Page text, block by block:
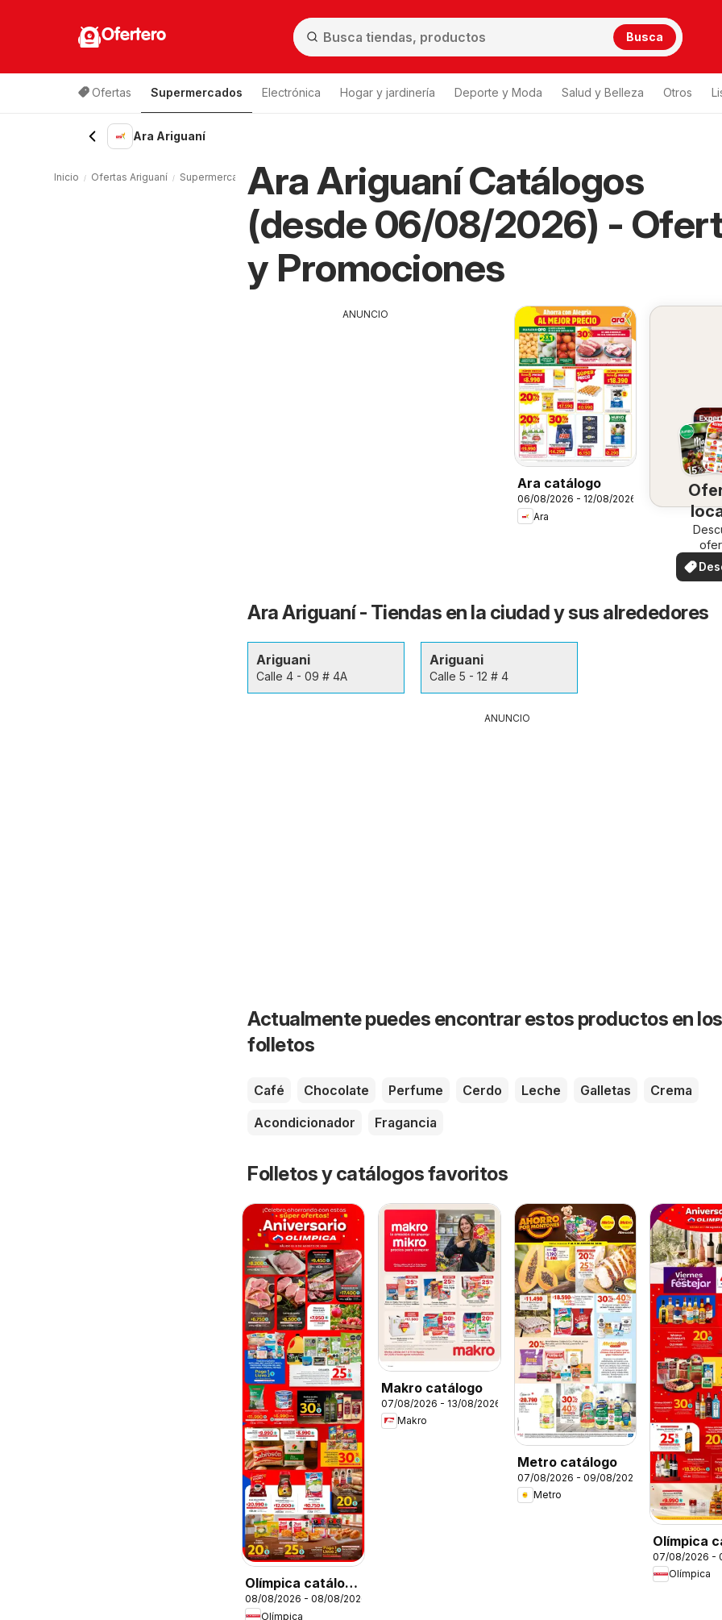
Ofertero Busca
Ofertas Supermercados Electrónica Hogar y jardinería Deporte y Moda Salud y Belleza Otros
Ara Ariguaní
Ara Ariguaní Catálogos
(desde 06/08/2026) -
y Promociones
ANUNCIO
Ara catálogo
06/08/2026 - 12/08/2026
Ara
Ara Ariguaní - Tiendas en la ciudad y sus alrededores
Ariguani
Calle 4 - 09 # 4A
Ariguani
Calle 5 - 12 # 4
ANUNCIO
Actualmente puedes encontrar estos productos en los
folletos
Café Chocolate Perfume Cerdo Leche Galletas
Crema
Acondicionador
Fragancia
Folletos y catálogos favoritos
Olímpica catálogo
súper ofertas
08/08/2026 - 08/08/2026
Olímpica
Makro catálogo
07/08/2026 - 13/08/2026
Makro
Metro catálogo
07/08/2026 - 09/08/2026
Metro
Olímpica
viernes
festejar
07/08/2026 -
Olímpica
Inicio Ofertas Ariguaní Supermercados Ariguaní Ara Ariguaní